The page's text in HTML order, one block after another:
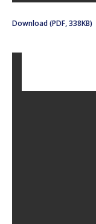
Download (PDF, 338KB)